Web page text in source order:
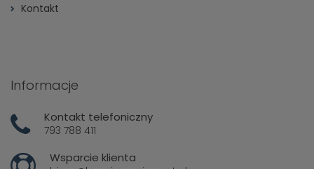
Kontakt
Informacje
Kontakt telefoniczny
793 788 411
Wsparcie klienta